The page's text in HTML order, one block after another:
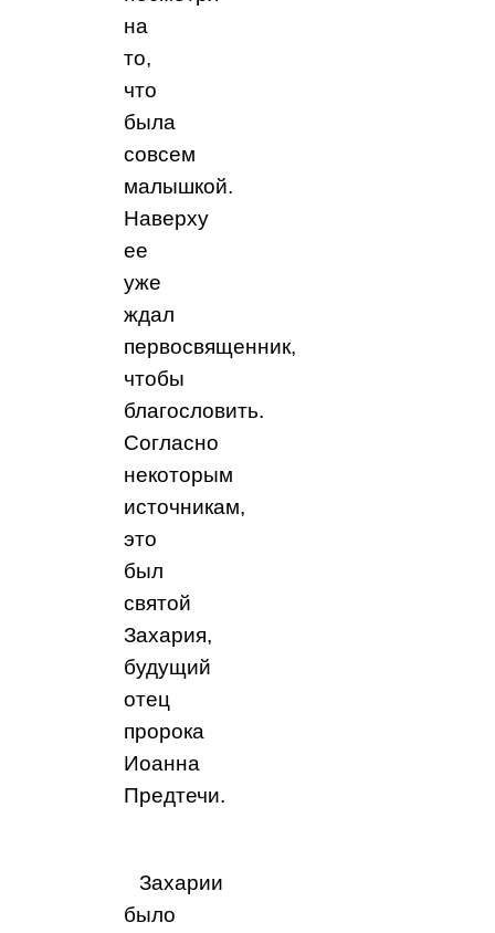
на
то,
что
была
совсем
малышкой.
Наверху
ее
уже
ждал
первосвященник,
чтобы
благословить.
Согласно
некоторым
источникам,
это
был
святой
Захария,
будущий
отец
пророка
Иоанна
Предтечи.
Захарии
было